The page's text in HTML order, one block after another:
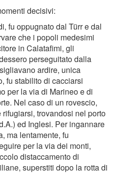
decisivi:
fu oppugnato dal Türr e dal
che i popoli medesimi
in Calataﬁmi, gli
perseguitato dalla
ardire, unica
fu stabilito di cacciarsi
per la via di Marineo e di
Nel caso di un rovescio,
trovandosi nel porto
ed Inglesi. Per ingannare
ma lentamente, fu
per la via dei monti,
distaccamento di
superstiti dopo la rotta di